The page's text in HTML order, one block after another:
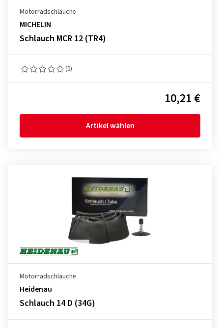
Motorradschläuche
MICHELIN
Schlauch MCR 12 (TR4)
(0)
10,21 €
Artikel wählen
Motorradschläuche
Heidenau
Schlauch 14 D (34G)